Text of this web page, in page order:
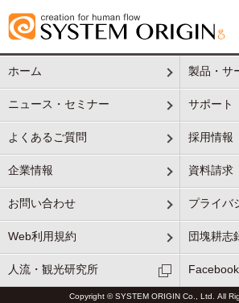
ホーム 製品・サ
ニュース・セミナー サポート
よくあるご質問 採用情報
企業情報 資料請求
お問い合わせ プライバ
Web利用規約 団塊耕志
人流・観光研究所 Facebook
Copyright © SYSTEM ORIGIN Co., Ltd. All